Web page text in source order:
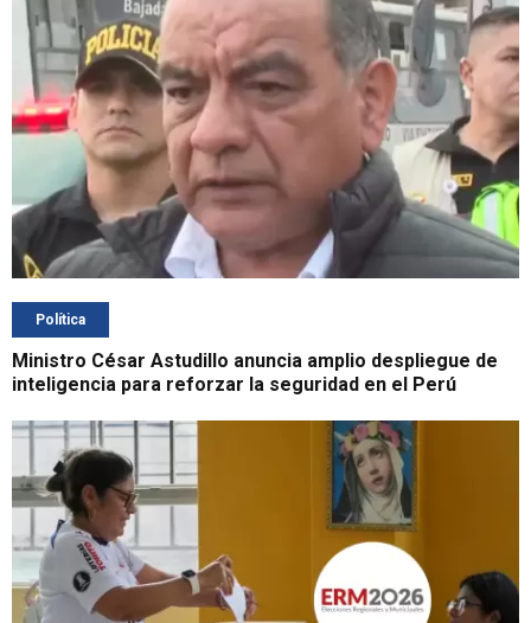
Política
Ministro César Astudillo anuncia amplio despliegue de
inteligencia para reforzar la seguridad en el Perú